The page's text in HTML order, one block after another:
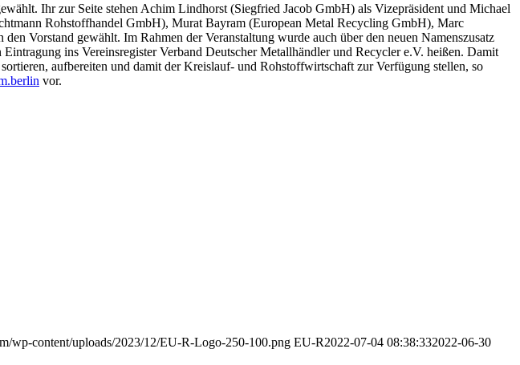
Ihr zur Seite stehen Achim Lindhorst (Siegfried Jacob GmbH) als Vizepräsident und Michael
Rohstoffhandel GmbH), Murat Bayram (European Metal Recycling GmbH), Marc
Vorstand gewählt. Im Rahmen der Veranstaltung wurde auch über den neuen Namenszusatz
ins Vereinsregister Verband Deutscher Metallhändler und Recycler e.V. heißen. Damit
aufbereiten und damit der Kreislauf- und Rohstoffwirtschaft zur Verfügung stellen, so
vor.
wp-content/uploads/2023/12/EU-R-Logo-250-100.png EU-R2022-07-04 08:38:332022-06-30